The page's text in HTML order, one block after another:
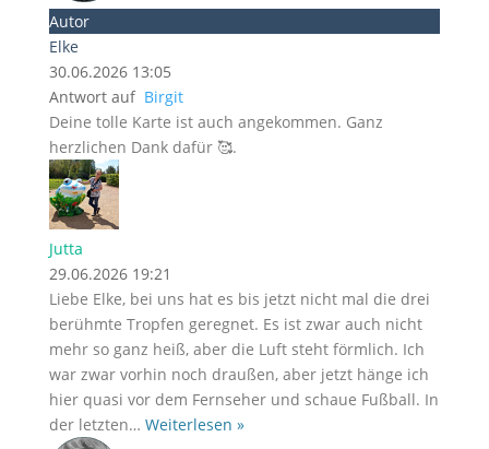
Autor
Elke
30.06.2026 13:05
Antwort auf Birgit
Deine tolle Karte ist auch angekommen. Ganz
herzlichen Dank dafür 🥰.
Jutta
29.06.2026 19:21
Liebe Elke, bei uns hat es bis jetzt nicht mal die drei
berühmte Tropfen geregnet. Es ist zwar auch nicht
mehr so ganz heiß, aber die Luft steht förmlich. Ich
war zwar vorhin noch draußen, aber jetzt hänge ich
hier quasi vor dem Fernseher und schaue Fußball. In
der letzten… Weiterlesen »